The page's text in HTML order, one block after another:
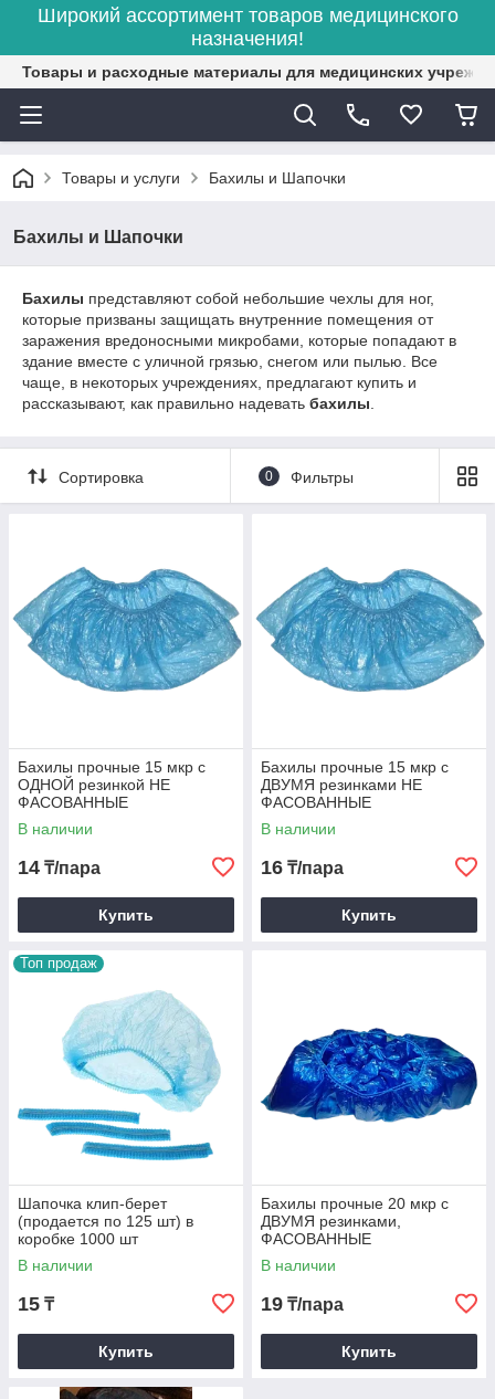
Широкий ассортимент товаров медицинского
назначения!
Товары и расходные материалы для медицинских
Товары и услуги Бахилы и Шапочки
Бахилы и Шапочки
Бахилы представляют собой небольшие чехлы для ног,
которые призваны защищать внутренние помещения от
заражения вредоносными микробами, которые попадают в
здание вместе с уличной грязью, снегом или пылью. Все
чаще, в некоторых учреждениях, предлагают купить и
рассказывают, как правильно надевать бахилы
Сортировка 0 Фильтры
Бахилы прочные 15 мкр с
ОДНОЙ резинкой НЕ
ФАСОВАННЫЕ
В наличии
14 ₸/пара
Купить
Бахилы прочные 15 мкр с
ДВУМЯ резинками НЕ
ФАСОВАННЫЕ
В наличии
16 ₸/пара
Купить
Топ продаж
Шапочка клип-берет
(продается по 125 шт) в
коробке 1000 шт
В наличии
15 ₸
Купить
Бахилы прочные 20 мкр с
ДВУМЯ резинками,
ФАСОВАННЫЕ
В наличии
19 ₸/пара
Купить